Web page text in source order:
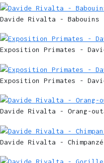
Davide Rivalta - Babouins
Exposition Primates -
Exposition Primates -
Davide Rivalta - Orang-
Davide Rivalta - Chimpanzé